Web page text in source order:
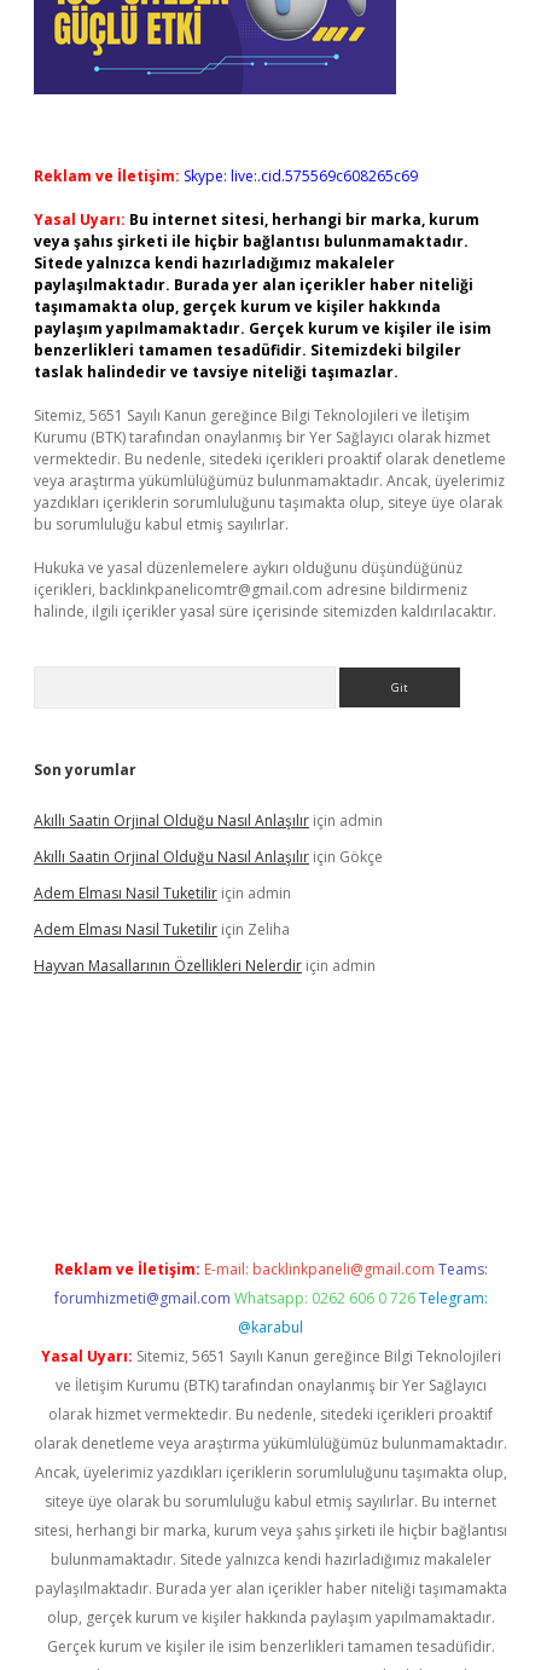
Reklam ve İletişim: Skype: live:.cid.575569c608265c69
Yasal Uyarı: Bu internet sitesi, herhangi bir marka, kurum
veya şahıs şirketi ile hiçbir bağlantısı bulunmamaktadır.
Sitede yalnızca kendi hazırladığımız makaleler
paylaşılmaktadır. Burada yer alan içerikler haber niteliği
taşımamakta olup, gerçek kurum ve kişiler hakkında
paylaşım yapılmamaktadır. Gerçek kurum ve kişiler ile isim
benzerlikleri tamamen tesadüfidir. Sitemizdeki bilgiler
taslak halindedir ve tavsiye niteliği taşımazlar.
Sitemiz, 5651 Sayılı Kanun gereğince Bilgi Teknolojileri ve İletişim
Kurumu (BTK) tarafından onaylanmış bir Yer Sağlayıcı olarak hizmet
vermektedir. Bu nedenle, sitedeki içerikleri proaktif olarak denetleme
veya araştırma yükümlülüğümüz bulunmamaktadır. Ancak, üyelerimiz
yazdıkları içeriklerin sorumluluğunu taşımakta olup, siteye üye olarak
bu sorumluluğu kabul etmiş sayılırlar.
Hukuka ve yasal düzenlemelere aykırı olduğunu düşündüğünüz
içerikleri, backlinkpanelicomtr@gmail.com adresine bildirmeniz
halinde, ilgili içerikler yasal süre içerisinde sitemizden kaldırılacaktır.
Son yorumlar
Akıllı Saatin Orjinal Olduğu Nasıl Anlaşılır için admin
Akıllı Saatin Orjinal Olduğu Nasıl Anlaşılır için Gökçe
Adem Elması Nasil Tuketilir için admin
Adem Elması Nasil Tuketilir için Zeliha
Hayvan Masallarının Özellikleri Nelerdir için admin
Reklam ve İletişim: E-mail: backlinkpaneli@gmail.com Teams:
forumhizmeti@gmail.com Whatsapp: 0262 606 0 726 Telegram:
@karabul
Yasal Uyarı: Sitemiz, 5651 Sayılı Kanun gereğince Bilgi Teknolojileri
ve İletişim Kurumu (BTK) tarafından onaylanmış bir Yer Sağlayıcı
olarak hizmet vermektedir. Bu nedenle, sitedeki içerikleri proaktif
olarak denetleme veya araştırma yükümlülüğümüz bulunmamaktadır.
Ancak, üyelerimiz yazdıkları içeriklerin sorumluluğunu taşımakta olup,
siteye üye olarak bu sorumluluğu kabul etmiş sayılırlar. Bu internet
sitesi, herhangi bir marka, kurum veya şahıs şirketi ile hiçbir bağlantısı
bulunmamaktadır. Sitede yalnızca kendi hazırladığımız makaleler
paylaşılmaktadır. Burada yer alan içerikler haber niteliği taşımamakta
olup, gerçek kurum ve kişiler hakkında paylaşım yapılmamaktadır.
Gerçek kurum ve kişiler ile isim benzerlikleri tamamen tesadüfidir.